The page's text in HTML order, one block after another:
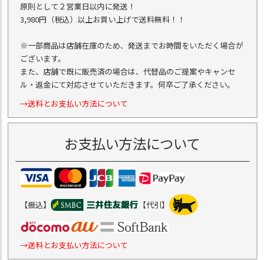
原則として２営業日以内に発送！
3,980円（税込）以上お買い上げで送料無料！！
※一部商品は店舗在庫のため、発送までお時間をいただく場合が
ございます。
また、店舗で既に販売済の場合は、代替品のご提案やキャンセ
ル・返金にて対応させていただきます。何卒ご了承ください。
→送料とお支払い方法について
お支払い方法について
【振込】 【代引】
→送料とお支払い方法について